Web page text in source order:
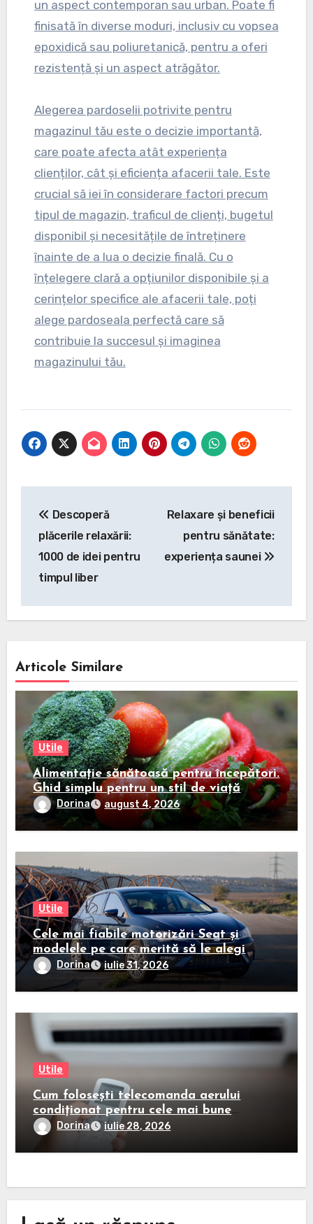
un aspect contemporan sau urban. Poate fi
finisată în diverse moduri, inclusiv cu vopsea
epoxidică sau poliuretanică, pentru a oferi
rezistență și un aspect atrăgător.
Alegerea pardoselii potrivite pentru
magazinul tău este o decizie importantă,
care poate afecta atât experiența
clienților, cât și eficiența afacerii tale. Este
crucial să iei în considerare factori precum
tipul de magazin, traficul de clienți, bugetul
disponibil și necesitățile de întreținere
înainte de a lua o decizie finală. Cu o
înțelegere clară a opțiunilor disponibile și a
cerințelor specifice ale afacerii tale, poți
alege pardoseala perfectă care să
contribuie la succesul și imaginea
magazinului tău.
în
articole
Descoperă
plăcerile relaxării:
1000 de idei pentru
timpul liber
Relaxare și beneficii
pentru sănătate:
experiența saunei
Articole Similare
Utile
Alimentație sănătoasă pentru începători.
Ghid simplu pentru un stil de viață
echilibrat
Dorina august 4, 2026
Utile
Cele mai fiabile motorizări Seat și
modelele pe care merită să le alegi
Dorina iulie 31, 2026
Utile
Cum folosești telecomanda aerului
condiționat pentru cele mai bune
rezultate
Dorina iulie 28, 2026